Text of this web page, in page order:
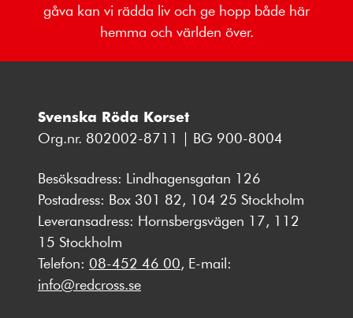
gåva kan vi rädda liv och ge hopp både här
hemma och världen över.
Svenska Röda Korset
Org.nr. 802002-8711 | BG 900-8004
Besöksadress: Lindhagensgatan 126
Postadress: Box 301 82, 104 25 Stockholm
Leveransadress: Hornsbergsvägen 17, 112
15 Stockholm
Telefon: 08-452 46 00, E-mail:
info@redcross.se